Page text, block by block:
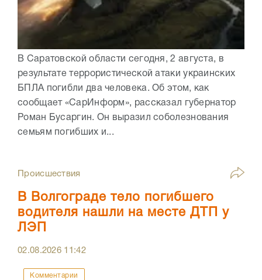
В Саратовской области сегодня, 2 августа, в
результате террористической атаки украинских
БПЛА погибли два человека. Об этом, как
сообщает «СарИнформ», рассказал губернатор
Роман Бусаргин. Он выразил соболезнования
семьям погибших и...
Происшествия
В Волгограде тело погибшего
водителя нашли на месте ДТП у
ЛЭП
02.08.2026 11:42
Комментарии